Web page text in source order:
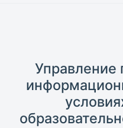
Управление